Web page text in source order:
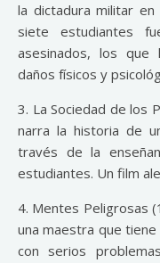
la dictadura militar
siete estudiantes
asesinados, los que
daños físicos y
3. La Sociedad de los
narra la historia de
través de la
estudiantes. Un film
4. Mentes Peligrosas
una maestra que
con serios